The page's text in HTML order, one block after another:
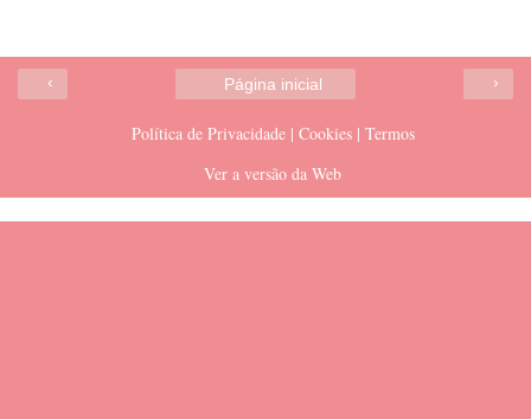
‹ ›
Página inicial
Política de Privacidade | Cookies | Termos
Ver a versão da Web